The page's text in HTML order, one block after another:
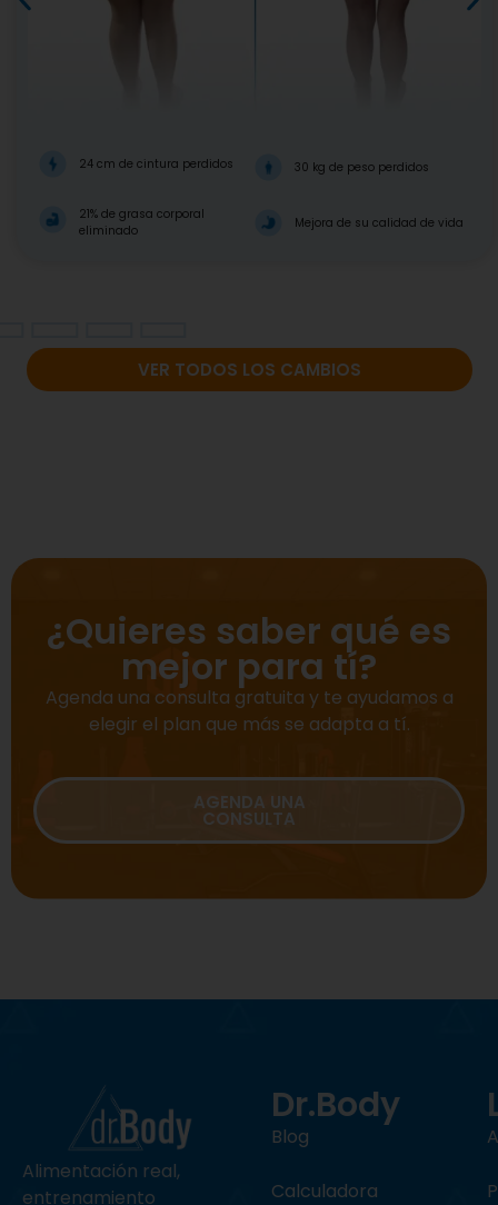
24 cm de cintura perdidos
21% de grasa corporal
eliminado
30 kg de peso perdidos
Mejora de su calidad de vida
VER TODOS LOS CAMBIOS
Agenda una consulta gratuita y te ayudamos a
elegir el plan que más se adapta a tí.
AGENDA UNA
CONSULTA
¿Quieres saber qué es
mejor para tí?
Alimentación real,
entrenamiento
Dr.Body
Blog
Calculadora